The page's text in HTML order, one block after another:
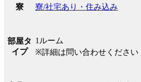
寮 寮/社宅あり・住み込み
部屋タ
イプ
1ルーム
※詳細は問い合わせください